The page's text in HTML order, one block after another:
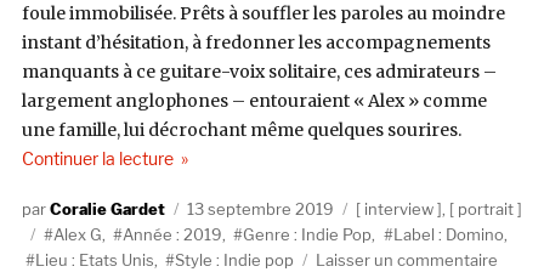
foule immobilisée. Prêts à souffler les paroles au moindre
instant d’hésitation, à fredonner les accompagnements
manquants à ce guitare-voix solitaire, ces admirateurs –
largement anglophones – entouraient « Alex » comme
une famille, lui décrochant même quelques sourires.
Continuer la lecturede « (Sandy) Alex G sort de sa bedroom pop »
AuteurCoralie Gardet
Publié
le
13 septembre 2019 Catégories
interview ,
portrait
Étiquettes
Alex G, Année : 2019, Genre : Indie Pop, Label : Domino,
Lieu : Etats Unis, Style : Indie pop Laisser un commentaire